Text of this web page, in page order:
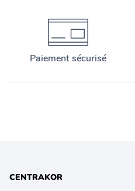
Paiement sécurisé
CENTRAKOR